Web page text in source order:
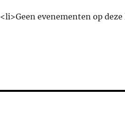
<li>Geen evenementen op